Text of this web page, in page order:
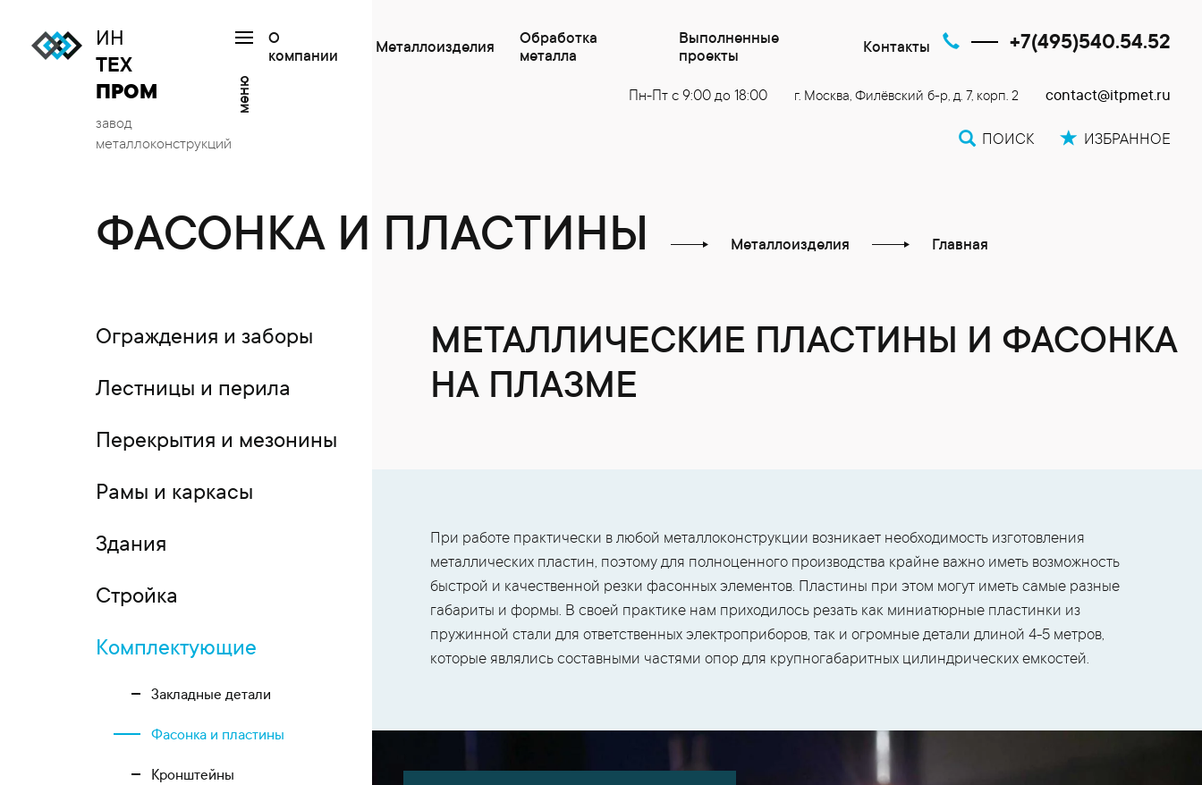
ИН
ТЕХ
ПРОМ
завод
металлоконструкций
меню
О
компании
Металлоизделия
Обработка
металла
Выполненные
проекты
Контакты +7(495)540.54.52
Пн-Пт с 9:00 до 18:00 г. Москва, Филёвский б-р, д. 7, корп. 2 contact@itpmet.ru
ПОИСК ИЗБРАННОЕ
ФАСОНКА И ПЛАСТИНЫ Металлоизделия Главная
Ограждения и заборы
Лестницы и перила
Перекрытия и мезонины
Рамы и каркасы
Здания
Стройка
Комплектующие
Закладные детали
Фасонка и пластины
Кронштейны
МЕТАЛЛИЧЕСКИЕ ПЛАСТИНЫ И ФАСОНКА
НА ПЛАЗМЕ
При работе практически в любой металлоконструкции возникает необходимость изготовления
металлических пластин, поэтому для полноценного производства крайне важно иметь возможность
быстрой и качественной резки фасонных элементов. Пластины при этом могут иметь самые разные
габариты и формы. В своей практике нам приходилось резать как миниатюрные пластинки из
пружинной стали для ответственных электроприборов, так и огромные детали длиной 4-5 метров,
которые являлись составными частями опор для крупногабаритных цилиндрических емкостей.